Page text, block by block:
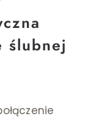
ślubnej